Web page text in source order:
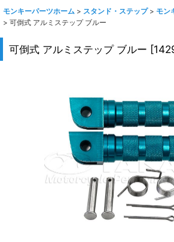
モンキーパーツホーム > スタンド・ステップ > モン
> 可倒式 アルミステップ ブルー
可倒式 アルミステップ ブルー [